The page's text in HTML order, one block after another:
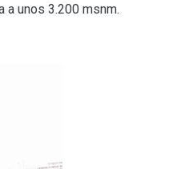
unos 3.200 msnm.